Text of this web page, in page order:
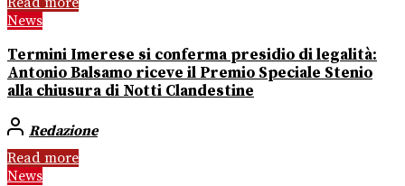
News
Termini Imerese si conferma presidio di legalità:
Antonio Balsamo riceve il Premio Speciale Stenio
alla chiusura di Notti Clandestine
Redazione
Read more
News